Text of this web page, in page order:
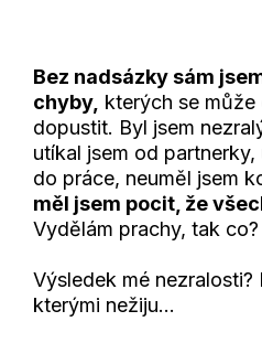
Bez nadsázky sám
chyby, kterých se
dopustit. Byl jsem
utíkal jsem od partnerky,
do práce, neuměl jsem
měl jsem pocit, že
Vydělám prachy, tak co?
Výsledek mé
kterými nežiju...